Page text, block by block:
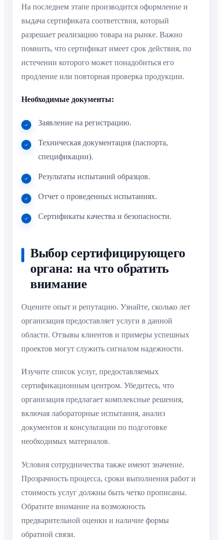
На последнем этапе производится оформление и
выдача сертификата соответствия, который
разрешает реализацию товара на рынке. Важно
помнить, что сертификат имеет срок действия, по
истечении которого может понадобиться его
продление или повторная проверка продукции.
Необходимые документы:
Заявление на регистрацию.
Техническая документация (паспорта,
спецификации).
Результаты испытаний образцов.
Отчет о проведенных испытаниях.
Сертификаты качества и безопасности.
Выбор сертифицирующего
органа: на что обратить
внимание
Оцените опыт и репутацию. Узнайте, сколько лет
организация предоставляет услуги в данной
области. Отзывы клиентов и примеры успешных
проектов могут служить сигналом надежности.
Изучите список услуг, предоставляемых
сертификационным центром. Убедитесь, что
организация предлагает комплексные решения,
включая лабораторные испытания, анализ
документов и консультации по подготовке
необходимых материалов.
Условия сотрудничества также имеют значение.
Прозрачность процесса, сроки выполнения работ и
стоимость услуг должны быть четко прописаны.
Обратите внимание на возможность
предварительной оценки и наличие формы
обратной связи.